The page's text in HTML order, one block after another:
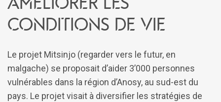
conditions de vie
Le projet Mitsinjo (regarder vers le futur, en
malgache) se proposait d’aider 3’000 personnes
vulnérables dans la région d’Anosy, au sud-est du
pays. Le projet visait à diversifier les stratégies de